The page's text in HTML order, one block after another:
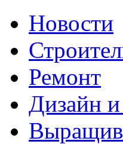
Новости
Ремонт
Дизайн и